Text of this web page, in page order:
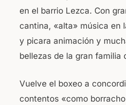
en el barrio Lezca. Con
cantina, «alta» música en
y picara animación y
bellezas de la gran familia
Vuelve el boxeo a
contentos «como